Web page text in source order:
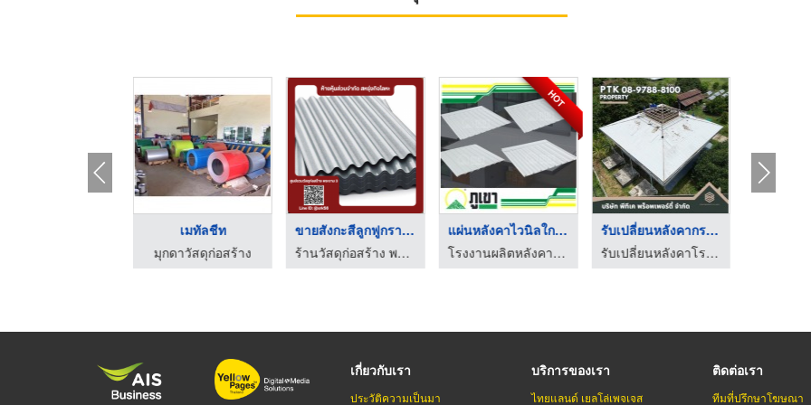
เมทัลชีท
มุกดาวัสดุก่อสร้าง
ขายสังกะสีลูกฟูกราคา ...
ร้านวัสดุก่อสร้าง พระราม3 - สหรุ่งกิจโลหะ
HOT
แผ่นหลังคาไวนิลใกล้ฉ ...
โรงงานผลิตหลังคาไวนิล แผ่นพลาสวูด ตราภูเขา
รับเปลี่ยนหลังคากระเ ...
รับเปลี่ยนหลังคาโรงงาน ลดความร้อน - พีทีเค พร็อพเพอร์ตี้
เกี่ยวกับเรา
ประวัติความเป็นมา
บริการของเรา
ไทยแลนด์ เยลโล่เพจเจส
ติดต่อเรา
ทีมที่ปรึกษาโฆษณา